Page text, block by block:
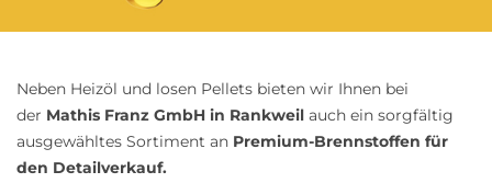
Neben Heizöl und losen Pellets bieten wir Ihnen bei
der Mathis Franz GmbH in Rankweil auch ein sorgfältig
ausgewähltes Sortiment an Premium-Brennstoffen für
den Detailverkauf.